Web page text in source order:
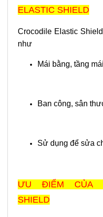
ELASTIC SHIELD
Crocodile Elastic
như
Mái bằng, tầng
Ban công, sân
Sử dụng để sửa
ƯU ĐIỂM CỦA
SHIELD